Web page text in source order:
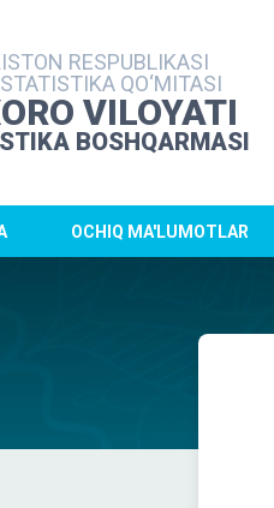
RESPUBLIKASI
QO‘MITASI
VILOYATI
BOSHQARMASI
OCHIQ MA'LUMOTLAR